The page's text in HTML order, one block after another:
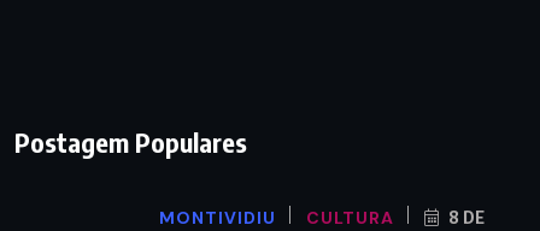
Postagem Populares
MONTIVIDIU
CULTURA
8 DE